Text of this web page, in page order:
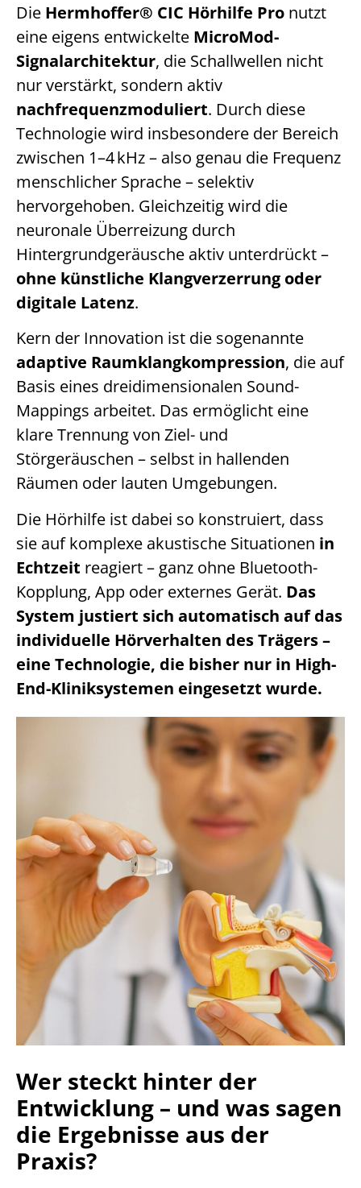
Die Hermhoffer® CIC Hörhilfe Pro nutzt
eine eigens entwickelte MicroMod-
Signalarchitektur, die Schallwellen nicht
nur verstärkt, sondern aktiv
nachfrequenzmoduliert. Durch diese
Technologie wird insbesondere der Bereich
zwischen 1–4 kHz – also genau die Frequenz
menschlicher Sprache – selektiv
hervorgehoben. Gleichzeitig wird die
neuronale Überreizung durch
Hintergrundgeräusche aktiv unterdrückt –
ohne künstliche Klangverzerrung oder
digitale Latenz.
Kern der Innovation ist die sogenannte
adaptive Raumklangkompression, die auf
Basis eines dreidimensionalen Sound-
Mappings arbeitet. Das ermöglicht eine
klare Trennung von Ziel- und
Störgeräuschen – selbst in hallenden
Räumen oder lauten Umgebungen.
Die Hörhilfe ist dabei so konstruiert, dass
sie auf komplexe akustische Situationen in
Echtzeit reagiert – ganz ohne Bluetooth-
Kopplung, App oder externes Gerät. Das
System justiert sich automatisch auf das
individuelle Hörverhalten des Trägers –
eine Technologie, die bisher nur in High-
End-Kliniksystemen eingesetzt wurde.
Wer steckt hinter der
Entwicklung – und was sagen
die Ergebnisse aus der
Praxis?